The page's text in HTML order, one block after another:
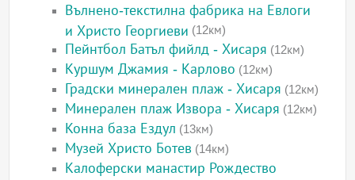
Вълнено-текстилна фабрика на Евлоги
и Христо Георгиеви (12км)
Пейнтбол Батъл фийлд - Хисаря (12км)
Куршум Джамия - Карлово (12км)
Градски минерален плаж - Хисаря (12км)
Минерален плаж Извора - Хисаря (12км)
Конна база Ездул (13км)
Музей Христо Ботев (14км)
Калоферски манастир Рождество